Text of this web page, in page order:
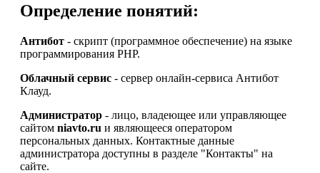
Определение понятий:
Антибот - скрипт (программное обеспечение) на языке
программирования PHP.
Облачный сервис - сервер онлайн-сервиса Антибот
Клауд.
Администратор - лицо, владеющее или управляющее
сайтом niavto.ru и являющееся оператором
персональных данных. Контактные данные
администратора доступны в разделе "Контакты" на
сайте.